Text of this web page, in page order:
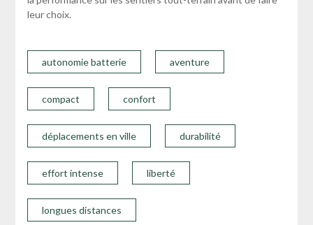
leur choix.
autonomie batterie aventure
compact confort
déplacements en ville durabilité
effort intense liberté
longues distances